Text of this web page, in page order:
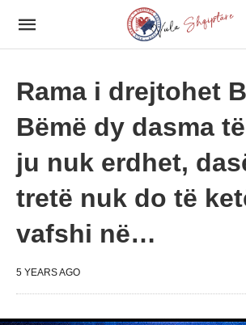
Rama i drejtohet
Bëmë dy dasma
ju nuk erdhet,
tretë nuk do të
vafshi në…
5 YEARS AGO